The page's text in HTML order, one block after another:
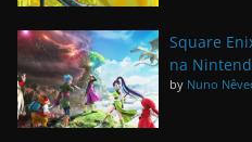
Square
na
by Nuno